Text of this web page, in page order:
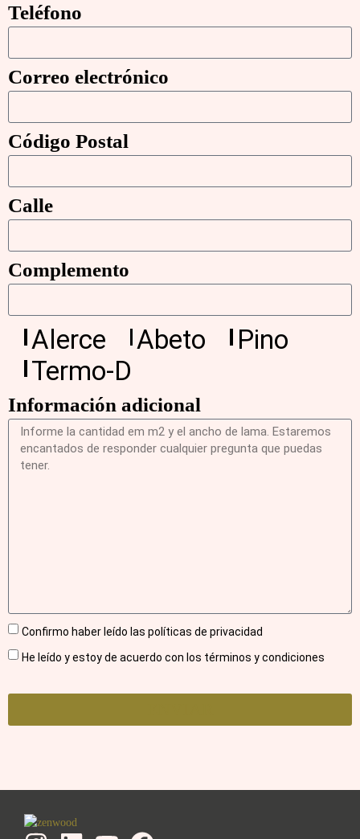
Teléfono
Correo electrónico
Código Postal
Calle
Complemento
Alerce Abeto
Pino
Termo-D
Información adicional
Confirmo haber leído las políticas de privacidad
He leído y estoy de acuerdo con los términos y condiciones